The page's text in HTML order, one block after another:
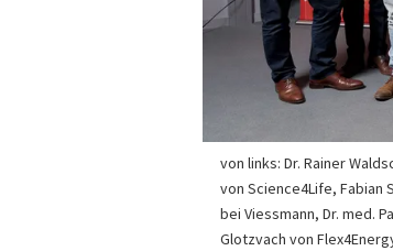
von links: Dr. Rainer
von Science4Life, Fabian
bei Viessmann, Dr. med.
Glotzvach von